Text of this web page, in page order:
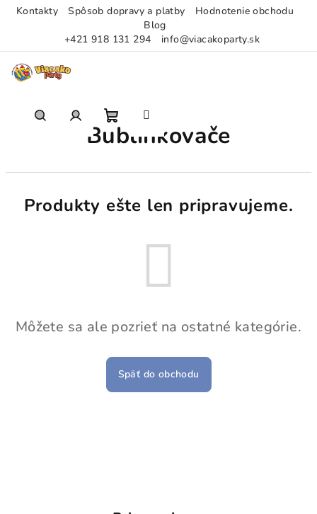
Kontakty Spôsob dopravy a platby
Hodnotenie obchodu
Blog
+421 918 131 294
info@viacakoparty.sk
obsah
PrihlásenieNákupný
košík
Bublinkovače
Produkty ešte len pripravujeme.
Môžete sa ale pozrieť na ostatné kategórie.
Späť do obchodu